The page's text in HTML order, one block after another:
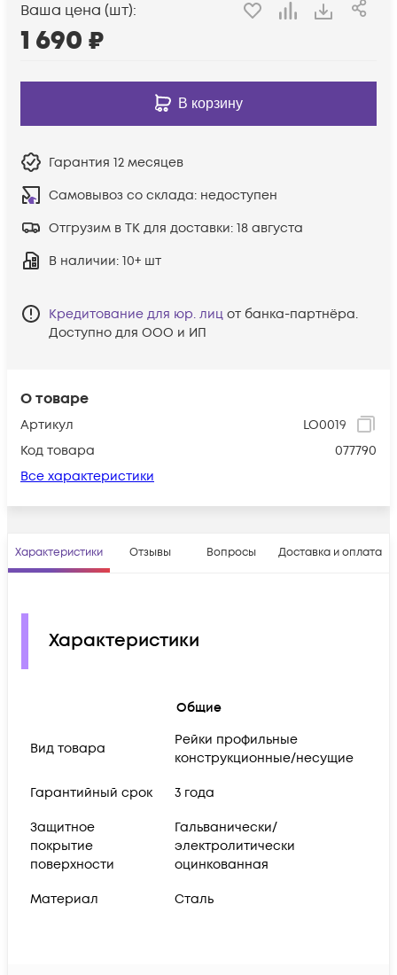
О товаре
Артикул
LO0019
Код товара
077790
Все характеристики
Ваша цена (шт):
1 690 ₽
В корзину
Гарантия 12 месяцев
Самовывоз со склада: недоступен
Отгрузим в ТК для доставки: 18 августа
В наличии: 10+ шт
Кредитование для юр. лиц от банка-партнёра.
Доступно для ООО и ИП
Характеристики Отзывы Вопросы Доставка и оплата
Характеристики
Общие
Вид товара
Рейки профильные
конструкционные/несущие
Гарантийный срок 3 года
Защитное
покрытие
поверхности
Гальванически/
электролитически
оцинкованная
Материал Сталь